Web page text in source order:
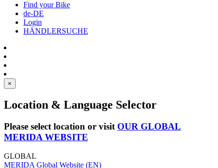
Find your Bike
de-DE
Login
HÄNDLERSUCHE
×
Location & Language Selector
Please select location or visit OUR GLOBAL
MERIDA WEBSITE
GLOBAL
MERIDA Global Website (EN)